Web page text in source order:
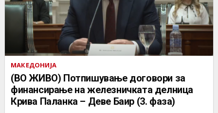
МАКЕДОНИЈА
(ВО ЖИВО) Потпишување договори за
финансирање на железничката делница
Крива Паланка – Деве Баир (3. фаза)